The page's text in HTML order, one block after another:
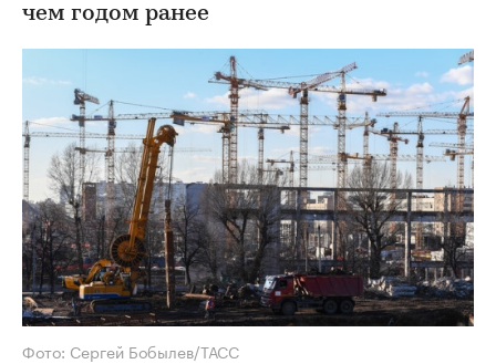
чем годом ранее
Фото: Сергей Бобылев/ТАСС